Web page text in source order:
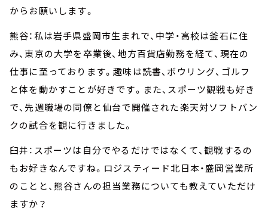
からお願いします。
熊谷：私は岩手県盛岡市生まれで、中学・高校は釜石に住
み、東京の大学を卒業後、地方百貨店勤務を経て、現在の
仕事に至っております。趣味は読書、ボウリング、ゴルフ
と体を動かすことが好きです。また、スポーツ観戦も好き
で、先週職場の同僚と仙台で開催された楽天対ソフトバン
クの試合を観に行きました。
臼井：スポーツは自分でやるだけではなくて、観戦するの
もお好きなんですね。ロジスティード北日本・盛岡営業所
のことと、熊谷さんの担当業務についても教えていただけ
ますか？